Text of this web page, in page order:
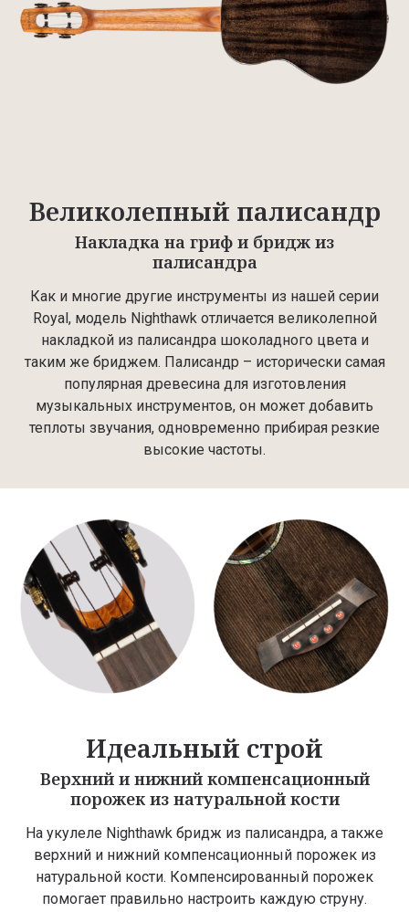
Великолепный палисандр
Накладка на гриф и бридж из
палисандра
Как и многие другие инструменты из нашей серии
Royal, модель Nighthawk отличается великолепной
накладкой из палисандра шоколадного цвета и
таким же бриджем. Палисандр – исторически самая
популярная древесина для изготовления
музыкальных инструментов, он может добавить
теплоты звучания, одновременно прибирая резкие
высокие частоты.
Идеальный строй
Верхний и нижний компенсационный
порожек из натуральной кости
На укулеле Nighthawk бридж из палисандра, а также
верхний и нижний компенсационный порожек из
натуральной кости. Компенсированный порожек
помогает правильно настроить каждую струну.